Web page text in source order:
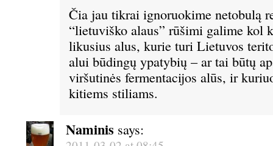
Čia jau tikrai ignoruokime netobulą
“lietuviško alaus” rūšimi galime kol
likusius alus, kurie turi Lietuvos
alui būdingų ypatybių – ar tai būtų
viršutinės fermentacijos alūs, ir
kitiems stiliams.
Naminis says: